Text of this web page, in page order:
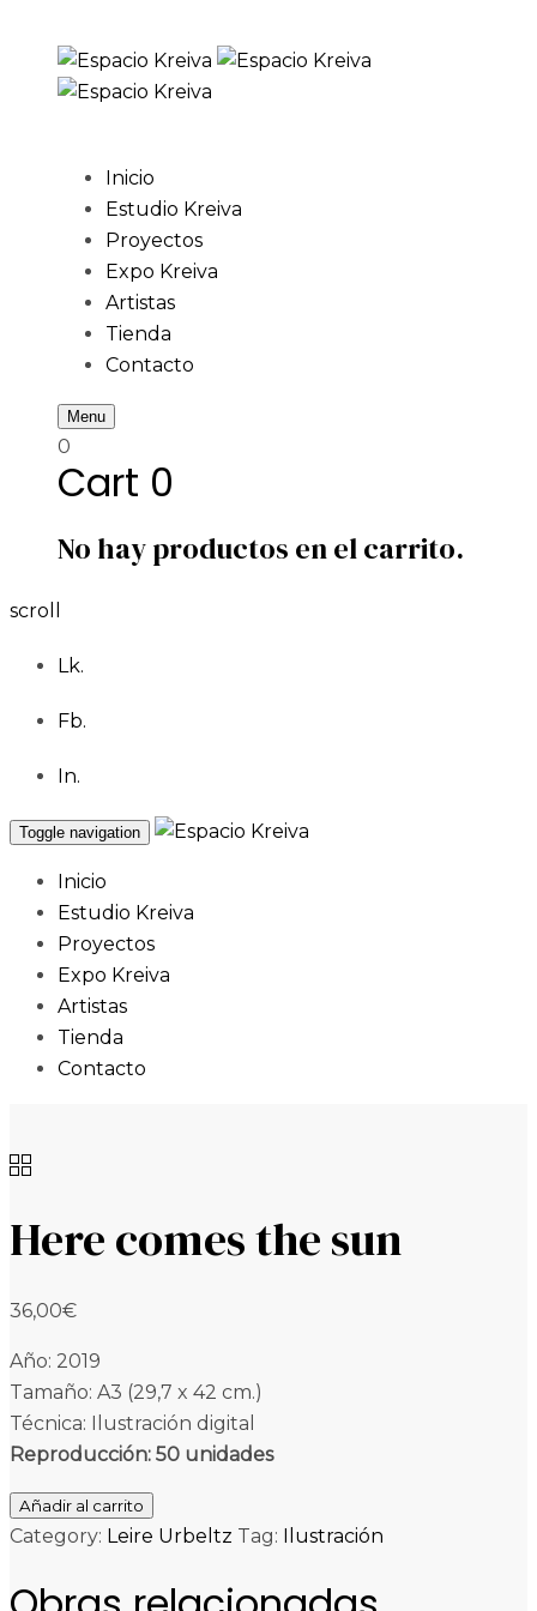
primary
content
Inicio
Estudio Kreiva
Proyectos
Expo Kreiva
Artistas
Tienda
Contacto
Menu
0
Cart 0
No hay productos en el carrito.
scroll
Lk.
Fb.
In.
Toggle navigation
Inicio
Estudio Kreiva
Proyectos
Expo Kreiva
Artistas
Tienda
Contacto
Here comes the sun
36,00€
Año: 2019
Tamaño: A3 (29,7 x 42 cm.)
Técnica: Ilustración digital
Reproducción: 50 unidades
Here
comes
sun
Añadir al carrito
Category: Leire Urbeltz Tag: Ilustración